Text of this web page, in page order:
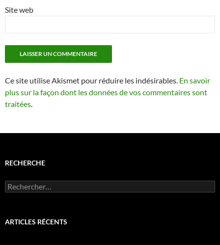
Site web
Ce site utilise Akismet pour réduire les indésirables. En savoir
plus sur la façon dont les données de vos commentaires sont
traitées.
RECHERCHE
Rechercher :
ARTICLES RÉCENTS